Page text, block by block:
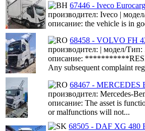
67446 - Iveco
производител: Iveco |
описание: the vehicle is in
68458 - VOLVO FH
производител: | модел/Тип:
описание:
Any subsequent complaint
68467 - MERCEDES
производител: Mercedes-
описание: The asset is
or malfunctions will not...
68505 - DAF XG 480